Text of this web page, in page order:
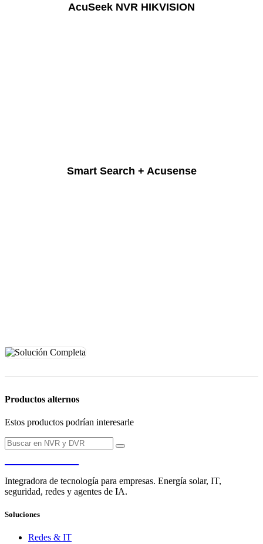
AcuSeek NVR HIKVISION
Smart Search + Acusense
Productos alternos
Estos productos podrían interesarle
Integradora de tecnología para empresas. Energía solar, IT,
seguridad, redes y agentes de IA.
Soluciones
Redes & IT